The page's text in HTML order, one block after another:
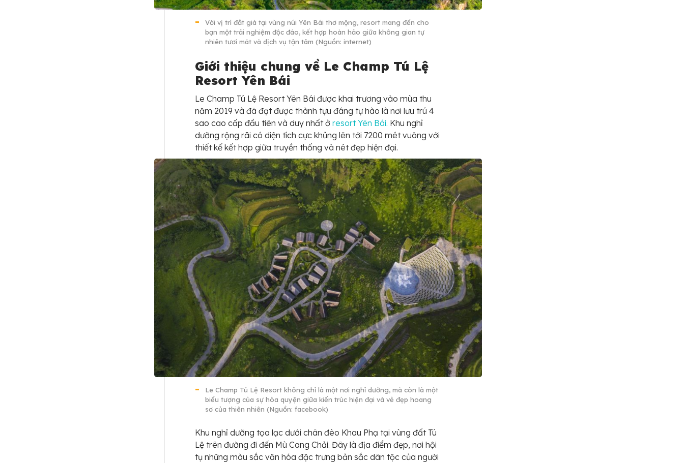
Với vị trí đắt giá tại vùng núi Yên Bái thơ mộng, resort mang đến cho
bạn một trải nghiệm độc đáo, kết hợp hoàn hảo giữa không gian tự
nhiên tươi mát và dịch vụ tận tâm (Nguồn: internet)
Giới thiệu chung về Le Champ Tú Lệ
Resort Yên Bái
Le Champ Tú Lệ Resort Yên Bái được khai trương vào mùa thu
năm 2019 và đã đạt được thành tựu đáng tự hào là nơi lưu trú 4
sao cao cấp đầu tiên và duy nhất ởresort Yên Bái. Khu nghỉ
dưỡng rộng rãi có diện tích cực khủng lên tới 7200 mét vuông với
thiết kế kết hợp giữa truyền thống và nét đẹp hiện đại.
Le Champ Tú Lệ Resort không chỉ là một nơi nghỉ dưỡng, mà còn là một
biểu tượng của sự hòa quyện giữa kiến trúc hiện đại và vẻ đẹp hoang
sơ của thiên nhiên (Nguồn: facebook)
Khu nghỉ dưỡng tọa lạc dưới chân đèo Khau Phạ tại vùng đất Tú
Lệ trên đường đi đến Mù Cang Chải. Đây là địa điểm đẹp, nơi hội
tụ những màu sắc văn hóa đặc trưng bản sắc dân tộc của người